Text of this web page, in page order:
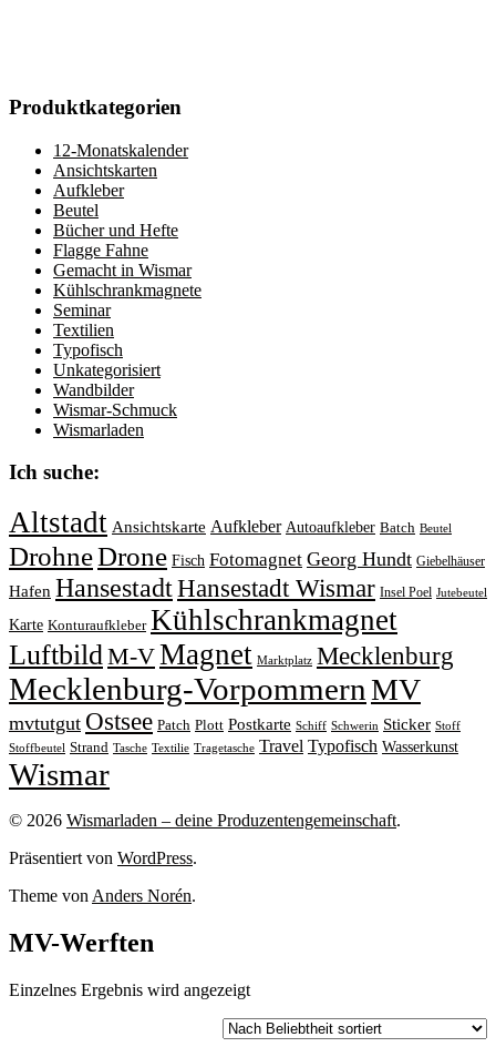
Produktkategorien
12-Monatskalender
Ansichtskarten
Aufkleber
Beutel
Bücher und Hefte
Flagge Fahne
Gemacht in Wismar
Kühlschrankmagnete
Seminar
Textilien
Typofisch
Unkategorisiert
Wandbilder
Wismar-Schmuck
Wismarladen
Ich suche:
Altstadt Ansichtskarte Aufkleber Autoaufkleber Batch Beutel
DrohneDrone Fisch Fotomagnet Georg Hundt Giebelhäuser
Hafen HansestadtHansestadt Wismar Insel Poel Jutebeutel
Karte Konturaufkleber Kühlschrankmagnet
LuftbildM-VMagnet Marktplatz Mecklenburg
Mecklenburg-VorpommernMV
mvtutgut Ostsee Patch Plott Postkarte Schiff Schwerin Sticker Stoff
Stoffbeutel Strand Tasche Textilie Tragetasche Travel Typofisch Wasserkunst
Wismar
© 2026 Wismarladen – deine Produzentengemeinschaft.
Präsentiert von WordPress.
Theme von Anders Norén.
MV-Werften
Einzelnes Ergebnis wird angezeigt